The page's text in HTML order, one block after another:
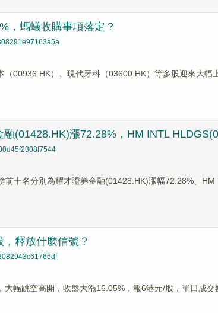
，螞蟻收購事項落定？
00936.HK）、現代牙科（03600.HK）等多股迎來大幅
融(01428.HK)漲72.28%，HM INTL
前十名分別為耀才證券金融(01428.HK)漲幅72.28%、
釋放什麼信號？
幅跳空高開，收盤大漲16.05%，報6港元/股，單日成